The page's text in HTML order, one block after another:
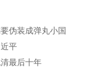
伪装成弹丸小国
平
最后十年